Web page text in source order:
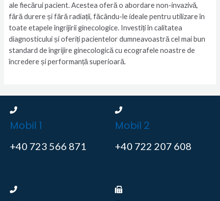
ale fiecărui pacient. Acestea oferă o abordare non-invazivă,
fără durere și fără radiații, făcându-le ideale pentru utilizare în
toate etapele îngrijirii ginecologice. Investiți în calitatea
diagnosticului și oferiți pacientelor dumneavoastră cel mai bun
standard de îngrijire ginecologică cu ecografele noastre de
încredere și performanță superioară.
Mobil 1
+40 723 566 871
Mobil 2
+40 722 207 608